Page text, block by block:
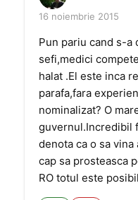
16 noiembrie 2015
Pun pariu cand s-a
sefi,medici
halat .El este inca
parafa,fara
nominalizat? O
guvernul.Incredibil
denota ca o sa
cap sa prosteasca
RO totul este